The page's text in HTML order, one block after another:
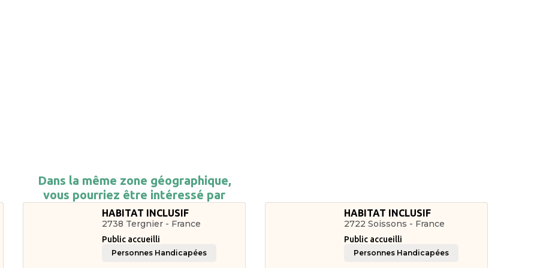
Dans la même zone géographique,
vous pourriez être intéressé par
HABITAT INCLUSIF
2738 Tergnier - France
Public accueilli
Personnes Handicapées
HABITAT INCLUSIF
2722 Soissons - France
Public accueilli
Personnes Handicapées